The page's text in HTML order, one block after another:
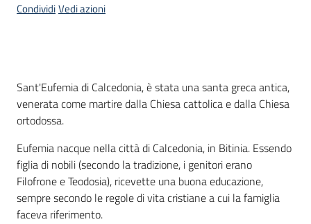
Menu selezionato
Seguici
su
CondividiVedi azioni
Introduzione
Sant'Eufemia di Calcedonia, è stata una santa greca antica,
venerata come martire dalla Chiesa cattolica e dalla Chiesa
ortodossa.
Eufemia nacque nella città di Calcedonia, in Bitinia. Essendo
figlia di nobili (secondo la tradizione, i genitori erano
Filofrone e Teodosia), ricevette una buona educazione,
sempre secondo le regole di vita cristiane a cui la famiglia
faceva riferimento.